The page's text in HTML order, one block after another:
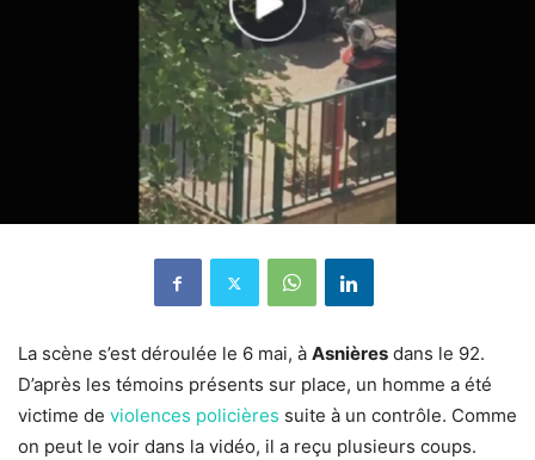
La scène s’est déroulée le 6 mai, à Asnières dans le 92.
D’après les témoins présents sur place, un homme a été
victime de violences policières suite à un contrôle. Comme
on peut le voir dans la vidéo, il a reçu plusieurs coups.